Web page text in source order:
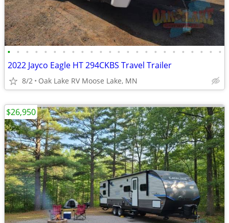
• • • • • • • • • • • • • • • • • • • • • • • •
2022 Jayco Eagle HT 294CKBS Travel Trailer
8/2 Oak Lake RV Moose Lake, MN
$26,950